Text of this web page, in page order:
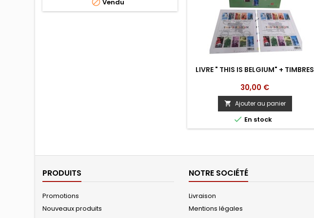
 Vendu
LIVRE " THIS IS BELGIUM" + TIMBRES
Prix
30,00 €
 Ajouter au panier
 En stock
PRODUITS
Promotions
Nouveaux produits
NOTRE SOCIÉTÉ
Livraison
Mentions légales